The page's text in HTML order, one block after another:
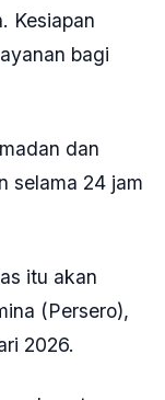
Kesiapan
bagi
dan
selama 24 jam
itu akan
(Persero),
2026.